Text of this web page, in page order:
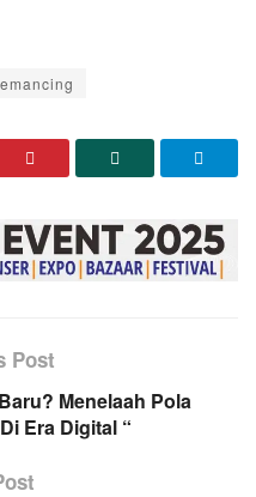
Post
Menelaah Pola
Era Digital “